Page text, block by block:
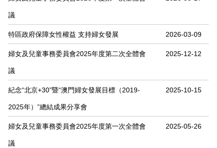
議
特區政府保障女性權益 支持婦女發展 2026-03-09
婦女及兒童事務委員會2025年度第二次全體會
議
2025-12-12
紀念“北京+30”暨“澳門婦女發展目標（2019-
2025年）”總結成果分享會
2025-10-15
婦女及兒童事務委員會2025年度第一次全體會
議
2025-05-26